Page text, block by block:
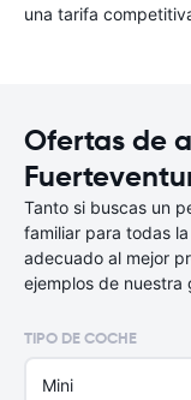
una tarifa
Ofertas de
Tanto si buscas un
familiar para todas
adecuado al mejor
ejemplos de nuestra
TIPO DE COCHE
Mini